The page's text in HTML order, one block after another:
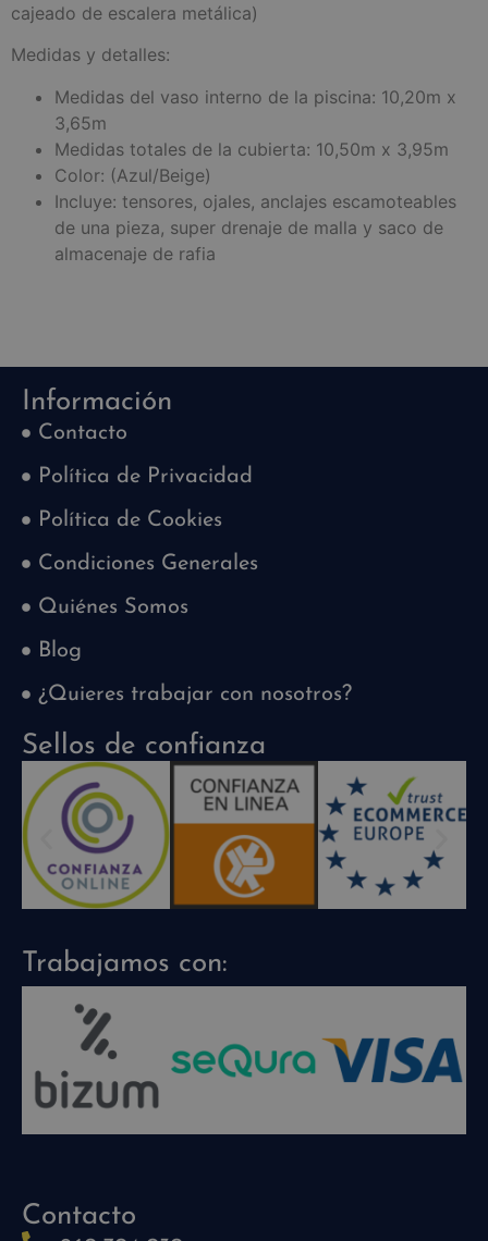
cajeado de escalera metálica)
Medidas y detalles:
Medidas del vaso interno de la piscina: 10,20m x
3,65m
Medidas totales de la cubierta: 10,50m x 3,95m
Color: (Azul/Beige)
Incluye: tensores, ojales, anclajes escamoteables
de una pieza, super drenaje de malla y saco de
almacenaje de rafia
Información
Contacto
Política de Privacidad
Política de Cookies
Condiciones Generales
Quiénes Somos
Blog
¿Quieres trabajar con nosotros?
Sellos de confianza
Trabajamos con:
Contacto